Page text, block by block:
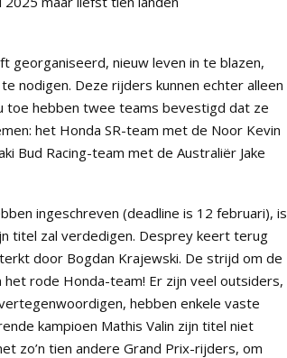
georganiseerd, nieuw leven in te blazen,
nodigen. Deze rijders kunnen echter alleen
toe hebben twee teams bevestigd dat ze
het Honda SR-team met de Noor Kevin
Bud Racing-team met de Australiër Jake
ingeschreven (deadline is 12 februari), is
titel zal verdedigen. Desprey keert terug
door Bogdan Krajewski. De strijd om de
rode Honda-team! Er zijn veel outsiders,
hebben enkele vaste
kampioen Mathis Valin zijn titel niet
zo’n tien andere Grand Prix-rijders, om